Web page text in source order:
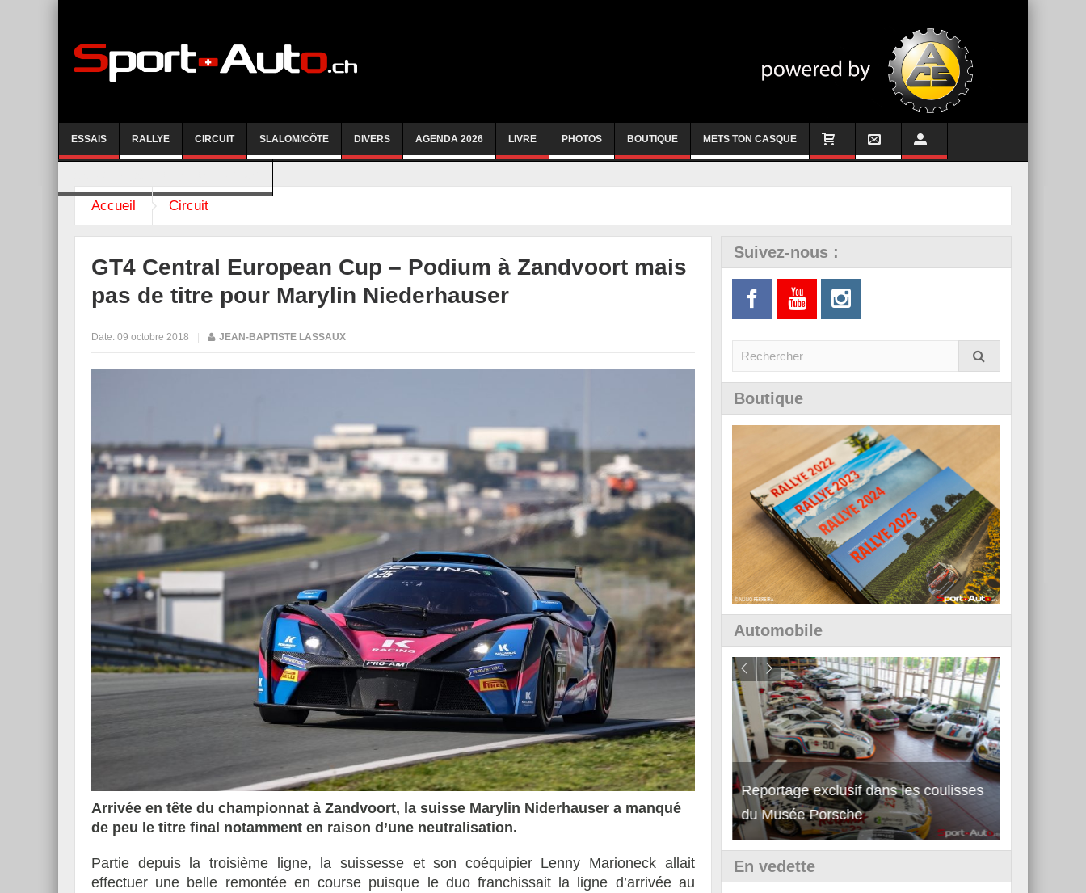
ESSAIS RALLYE CIRCUIT SLALOM/CÔTE DIVERS AGENDA 2026 LIVRE PHOTOS BOUTIQUE METS TON CASQUE
Accueil Circuit
GT4 Central European Cup – Podium à Zandvoort mais
pas de titre pour Marylin Niederhauser
Date: 09 octobre 2018 JEAN-BAPTISTE LASSAUX
Arrivée en tête du championnat à Zandvoort, la suisse Marylin Niderhauser a manqué
de peu le titre final notamment en raison d’une neutralisation.
Partie depuis la troisième ligne, la suissesse et son coéquipier Lenny Marioneck allait
effectuer une belle remontée en course puisque le duo franchissait la ligne d’arrivée au
Suivez-nous :
Boutique
Automobile
Essai – Morgan Supersport
Reportage exclusif dans les coulisses
du Musée Porsche
Découverte de la nouvelle Ferrari
12Cilindri Manuale
En vedette